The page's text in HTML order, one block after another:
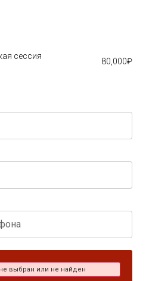
сессия
80,000₽
выбран или не найден